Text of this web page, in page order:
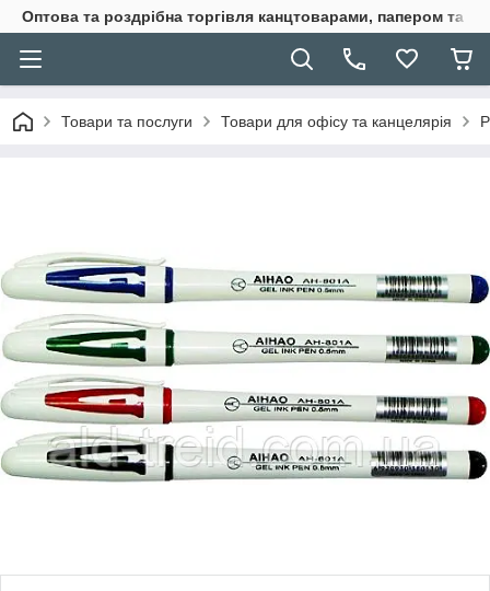
Оптова та роздрібна торгівля канцтоварами, папером та
Товари та послуги Товари для офісу та канцелярія